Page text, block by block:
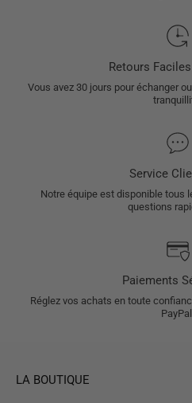
Retours
Vous avez 30 jours pour échanger
Service
Notre équipe est disponible tous
questions
Paiements
Réglez vos achats en toute
LA BOUTIQUE